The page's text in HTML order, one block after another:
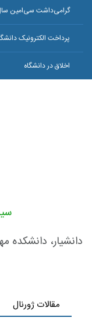
گرامی‌داشت سی‌امین
پرداخت الکترونیک
اخلاق در دانشگاه
دانشیار،
مقالات ژورنال